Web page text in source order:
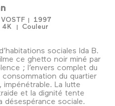
VOSTF
1997
4K Couleur
sociales Ida B.
ce ghetto noir miné par
; l’envers complet du
du quartier
La lutte
et la dignité tente
sociale.